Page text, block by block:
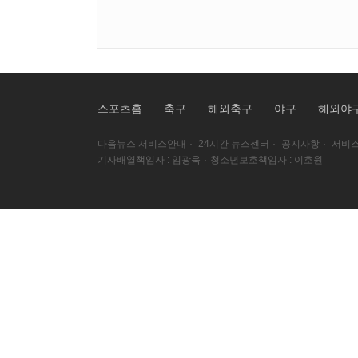
스포츠홈 축구 해외축구 야구 해외야
다음뉴스 서비스안내 · 24시간 뉴스센터 · 공지사항 ·
서비
기사배열책임자 : 임광욱 · 청소년보호책임자 : 이호원